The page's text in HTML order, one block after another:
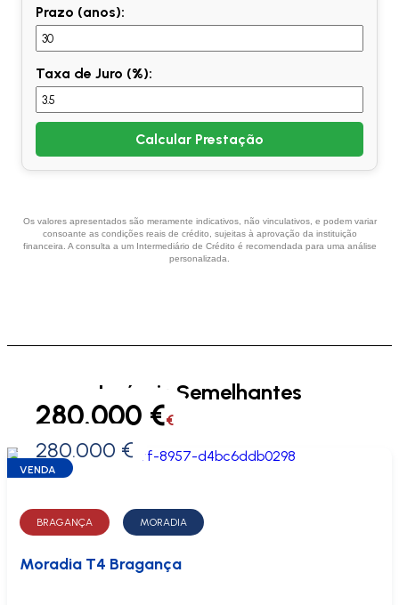
Prazo (anos):
Taxa de Juro (%):
Calcular Prestação
Os valores apresentados são meramente indicativos, não vinculativos, e podem variar
consoante as condições reais de crédito, sujeitas à aprovação da instituição
financeira. A consulta a um Intermediário de Crédito é recomendada para uma análise
personalizada.
Imóveis Semelhantes
0 €
280.000 €€
280.000 €
VENDA
BRAGANÇA MORADIA
Moradia T4 Bragança